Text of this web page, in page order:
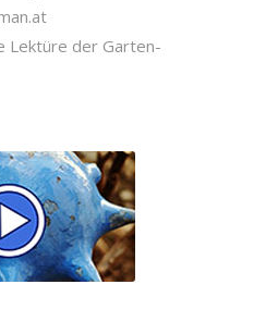
Lektüre der Garten-